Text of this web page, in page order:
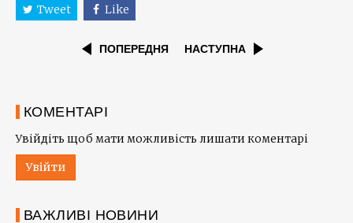
Tweet Like
ПОПЕРЕДНЯ НАСТУПНА
КОМЕНТАРІ
Увійдіть щоб мати можливість лишати коментарі
Увійти
ВАЖЛИВІ НОВИНИ